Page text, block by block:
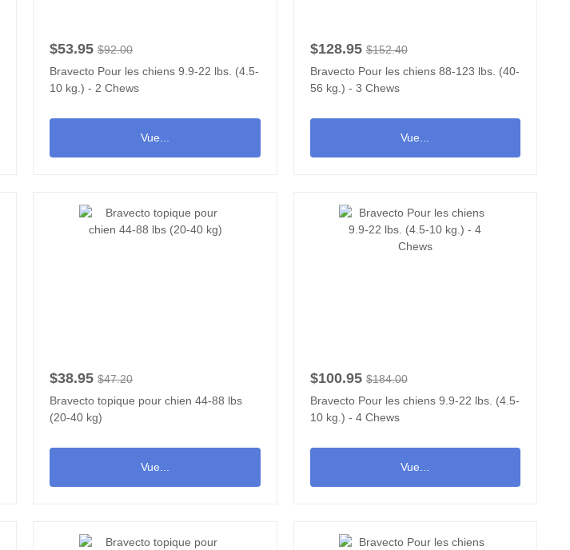
$53.95 $92.00
Bravecto Pour les chiens 9.9-22 lbs. (4.5-
10 kg.) - 2 Chews
Vue...
$128.95 $152.40
Bravecto Pour les chiens 88-123 lbs. (40-
56 kg.) - 3 Chews
Vue...
$38.95 $47.20
Bravecto topique pour chien 44-88 lbs
(20-40 kg)
Vue...
$100.95 $184.00
Bravecto Pour les chiens 9.9-22 lbs. (4.5-
10 kg.) - 4 Chews
Vue...